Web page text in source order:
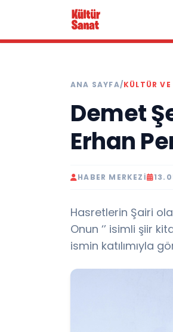
ANA SAYFA/KÜLTÜR
Demet
Erhan
HABER MERKEZI
Hasretlerin Şairi
Onun ‘’ isimli şiir
ismin katılımıyla